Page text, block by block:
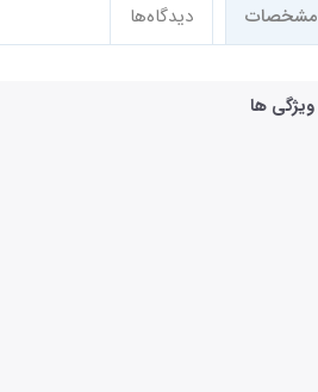
مشخصات دیدگاه‌ها
ویژگی ها